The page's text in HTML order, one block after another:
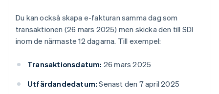
Du kan också skapa e-fakturan samma dag som
transaktionen (26 mars 2025) men skicka den till SDI
inom de närmaste 12 dagarna. Till exempel:
Transaktionsdatum: 26 mars 2025
Utfärdandedatum: Senast den 7 april 2025